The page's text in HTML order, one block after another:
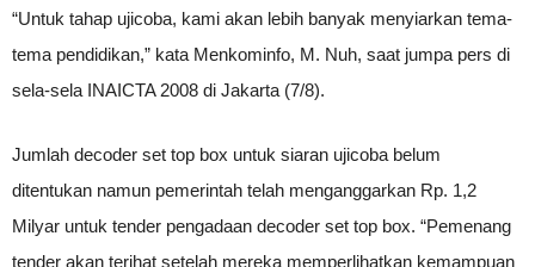
“Untuk tahap ujicoba, kami akan lebih banyak menyiarkan tema-
tema pendidikan,” kata Menkominfo, M. Nuh, saat jumpa pers di
sela-sela INAICTA 2008 di Jakarta (7/8).
Jumlah decoder set top box untuk siaran ujicoba belum
ditentukan namun pemerintah telah menganggarkan Rp. 1,2
Milyar untuk tender pengadaan decoder set top box. “Pemenang
tender akan terihat setelah mereka memperlihatkan kemampuan